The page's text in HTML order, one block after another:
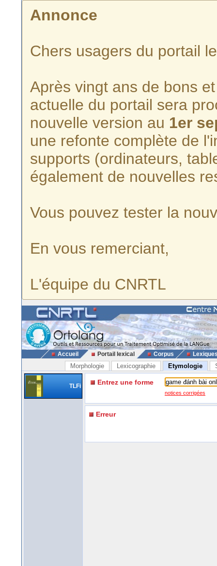
Annonce
Chers usagers du portail
Après vingt ans de bons
actuelle du portail sera
nouvelle version au 1er
une refonte complète de
supports (ordinateurs,
également de nouvelles
Vous pouvez tester la
En vous remerciant,
L'équipe du CNRTL
Accueil Portail lexical Corpus
Morphologie Lexicographie Etymologie
TLFi Entrez une forme
notices corrigées
Erreur